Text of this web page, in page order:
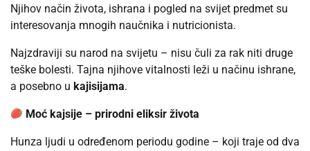
Njihov način života, ishrana i pogled na svijet predmet su
interesovanja mnogih naučnika i nutricionista.
Najzdraviji su narod na svijetu – nisu čuli za rak niti druge
teške bolesti. Tajna njihove vitalnosti leži u načinu ishrane,
a posebno u kajisijama.
Moć kajsije – prirodni eliksir života
Hunza ljudi u određenom periodu godine – koji traje od dva